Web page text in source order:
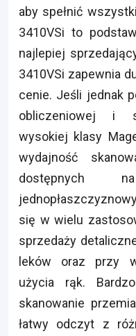
aby spełnić
3410VSi to
najlepiej
3410VSi zapewnia
cenie. Jeśli jednak
obliczeniowej i
wysokiej klasy
wydajność
dostępnych
się w wielu
sprzedaży
leków oraz przy
użycia rąk.
skanowanie
łatwy odczyt z